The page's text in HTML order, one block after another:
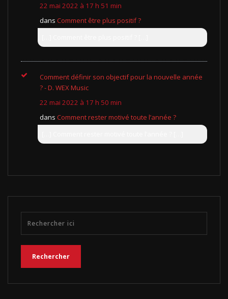
22 mai 2022 à 17 h 51 min
dans Comment être plus positif ?
Comment définir son objectif pour la nouvelle année
? - D. WEX Music
22 mai 2022 à 17 h 50 min
dans Comment rester motivé toute l’année ?